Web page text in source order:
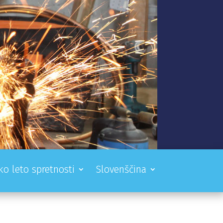
leto spretnosti Slovenščina